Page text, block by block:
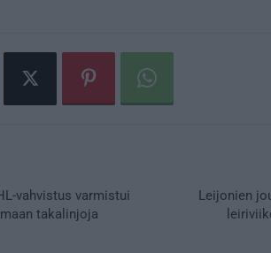
vahvistus varmistui
takalinjoja
Leijonien